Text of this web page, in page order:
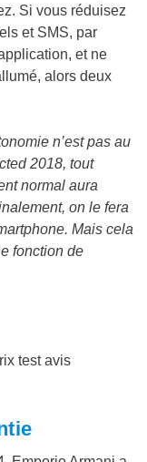
Si vous réduisez
et SMS, par
et ne
alors deux
n’est pas au
2018, tout
normal aura
on le fera
Mais cela
fonction de